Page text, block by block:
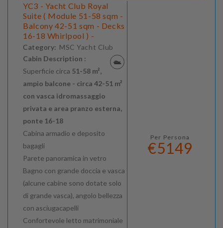
YC3 - Yacht Club Royal
Suite ( Module 51-58 sqm -
Balcony 42-51 sqm - Decks
16-18 Whirlpool ) -
Category: MSC Yacht Club
Cabin Description :
Superficie circa 51-58 m²,
ampio balcone - circa 42-51 m²
con vasca idromassaggio
privata e area pranzo esterna,
ponte 16-18
Cabina armadio e deposito
bagagli
Parete panoramica in vetro
Bagno con grande doccia e vasca
(alcune cabine sono dotate solo
di grande vasca), angolo bellezza
con asciugacapelli
Confortevole letto matrimoniale
Per Persona
€5149